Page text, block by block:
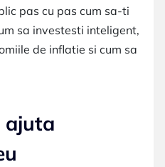
pas cu pas cum sa-ti
sa investesti inteligent,
de inflatie si cum sa
ajuta